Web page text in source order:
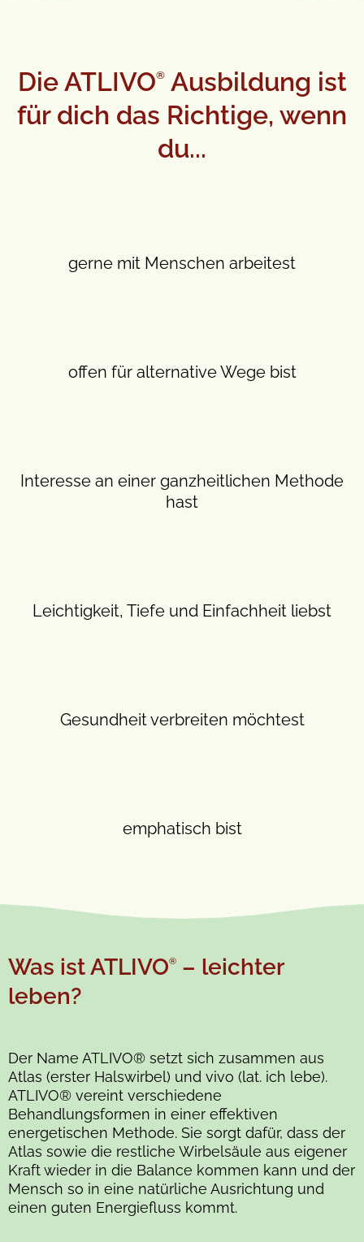
Die ATLIVO®Ausbildung ist
für dich das Richtige, wenn
du...
gerne mit Menschen arbeitest
offen für alternative Wege bist
Interesse an einer ganzheitlichen Methode
hast
Leichtigkeit, Tiefe und Einfachheit liebst
Gesundheit verbreiten möchtest
emphatisch bist
Was ist ATLIVO® – leichter
leben?
Der Name ATLIVO® setzt sich zusammen aus
Atlas (erster Halswirbel) und vivo (lat. ich lebe).
ATLIVO® vereint verschiedene
Behandlungsformen in einer effektiven
energetischen Methode. Sie sorgt dafür, dass der
Atlas sowie die restliche Wirbelsäule aus eigener
Kraft wieder in die Balance kommen kann und der
Mensch so in eine natürliche Ausrichtung und
einen guten Energiefluss kommt.